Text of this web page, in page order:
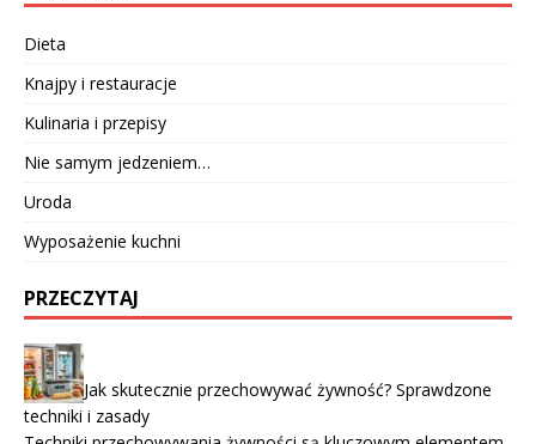
Dieta
Knajpy i restauracje
Kulinaria i przepisy
Nie samym jedzeniem…
Uroda
Wyposażenie kuchni
PRZECZYTAJ
Jak skutecznie przechowywać żywność? Sprawdzone
techniki i zasady